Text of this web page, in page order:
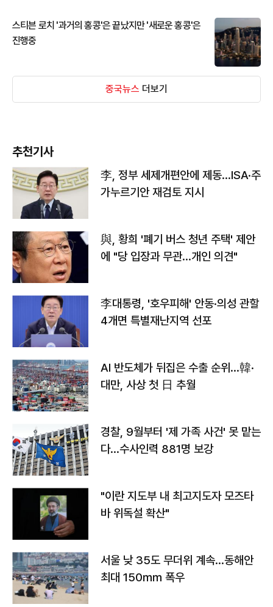
스티븐 로치 '과거의 홍콩'은 끝났지만 '새로운 홍콩'은
진행중
중국뉴스 더보기
추천기사
李, 정부 세제개편안에 제동…ISA·주
가누르기안 재검토 지시
與, 황희 '폐기 버스 청년 주택' 제안
에 "당 입장과 무관…개인 의견"
李대통령, '호우피해' 안동·의성 관할
4개면 특별재난지역 선포
AI 반도체가 뒤집은 수출 순위…韓·
대만, 사상 첫 日 추월
경찰, 9월부터 '제 가족 사건' 못 맡는
다…수사인력 881명 보강
"이란 지도부 내 최고지도자 모즈타
바 위독설 확산"
서울 낮 35도 무더위 계속…동해안
최대 150㎜ 폭우